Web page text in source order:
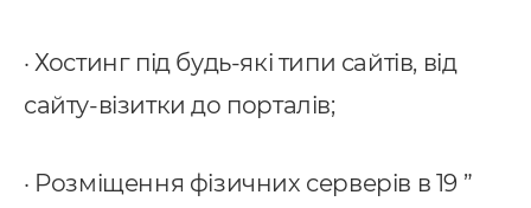
· Хостинг під будь-які типи сайтів, від
сайту-візитки до порталів;
· Розміщення фізичних серверів в 19 ”